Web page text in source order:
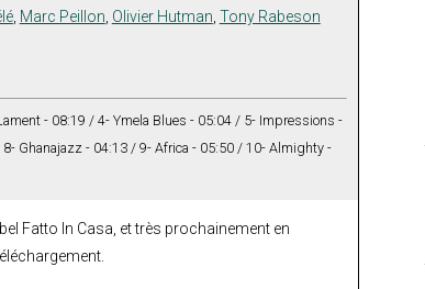
, Marc Peillon, Olivier Hutman, Tony Rabeson
- 08:19 / 4- Ymela Blues - 05:04 / 5- Impressions -
Ghanajazz - 04:13 / 9- Africa - 05:50 / 10- Almighty -
Fatto In Casa, et très prochainement en